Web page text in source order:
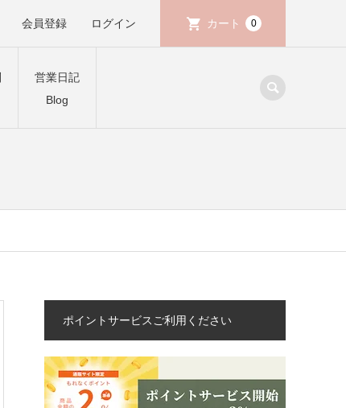
会員登録 ログイン カート 0
営業日記
Blog
ポイントサービスご利用ください